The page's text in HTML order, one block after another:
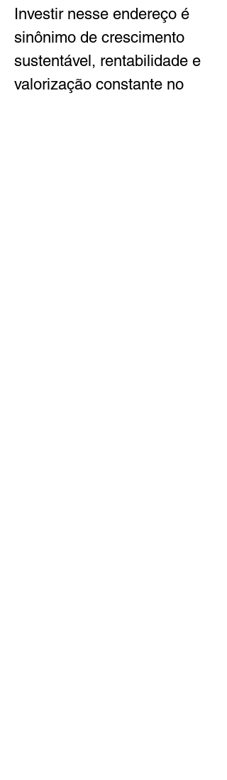
Investir nesse endereço é
sinônimo de crescimento
sustentável, rentabilidade e
valorização constante no